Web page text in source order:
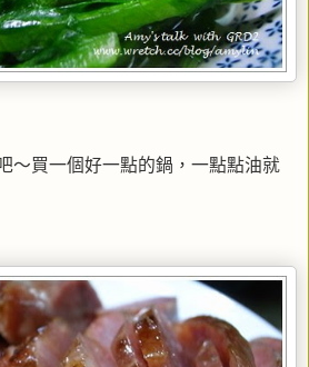
～買一個好一點的鍋，一點點油就